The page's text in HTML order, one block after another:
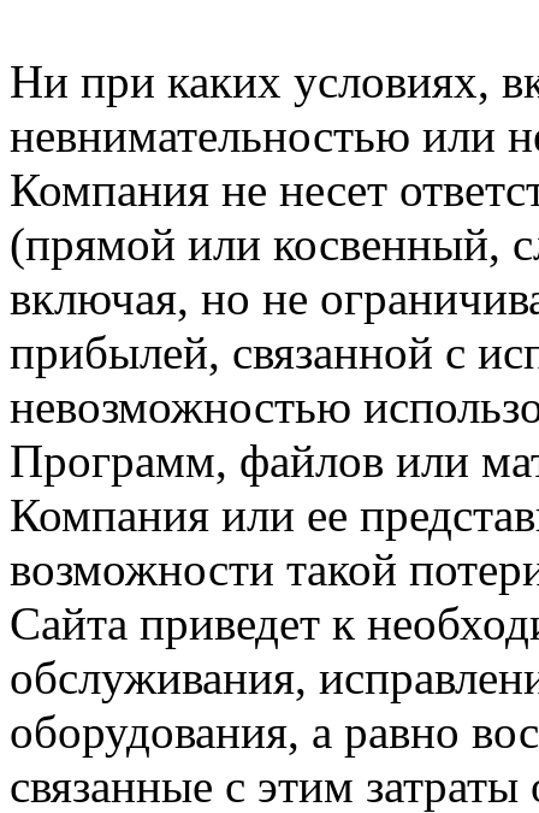
Ни при каких условиях,
невнимательностью или
Компания не несет
(прямой или косвенный,
включая, но не
прибылей, связанной с
невозможностью
Программ, файлов или
Компания или ее
возможности такой
Сайта приведет к
обслуживания,
оборудования, а равно
связанные с этим